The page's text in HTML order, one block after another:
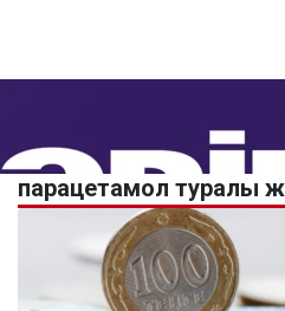
парацетамол туралы